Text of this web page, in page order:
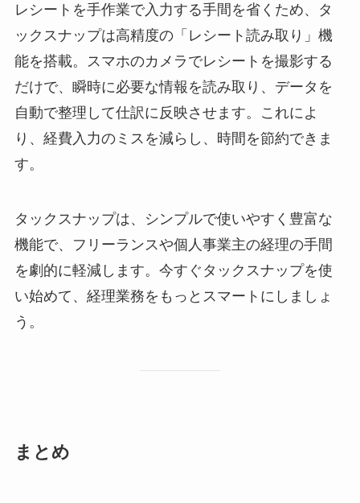
レシートを手作業で入力する手間を省くため、タ
ックスナップは高精度の「レシート読み取り」機
能を搭載。スマホのカメラでレシートを撮影する
だけで、瞬時に必要な情報を読み取り、データを
自動で整理して仕訳に反映させます。これによ
り、経費入力のミスを減らし、時間を節約できま
す。
タックスナップは、シンプルで使いやすく豊富な
機能で、フリーランスや個人事業主の経理の手間
を劇的に軽減します。今すぐタックスナップを使
い始めて、経理業務をもっとスマートにしましょ
う。
まとめ